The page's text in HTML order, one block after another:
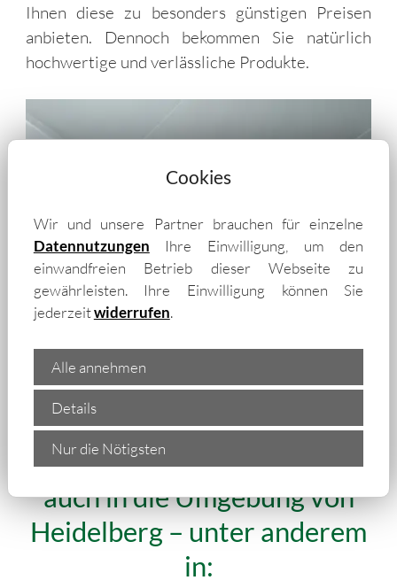
Ihnen diese zu besonders günstigen Preisen
anbieten. Dennoch bekommen Sie natürlich
hochwertige und verlässliche Produkte.
„Wir liefern isolierte
Trapezbleche und Isopaneele
auch in die Umgebung von
Heidelberg – unter anderem
in:
Cookies
Wir und unsere Partner brauchen für einzelne
Datennutzungen Ihre Einwilligung, um den
einwandfreien Betrieb dieser Webseite zu
gewährleisten. Ihre Einwilligung können Sie
jederzeitwiderrufen.
Alle annehmen
Details
Nur die Nötigsten